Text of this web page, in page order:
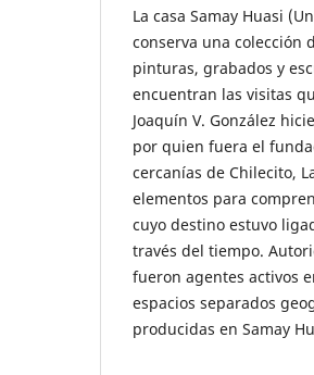
La casa Samay Huasi
conserva una colección
pinturas, grabados y
encuentran las visitas
Joaquín V. González
por quien fuera el
cercanías de Chilecito,
elementos para
cuyo destino estuvo
través del tiempo.
fueron agentes activos
espacios separados
producidas en Samay